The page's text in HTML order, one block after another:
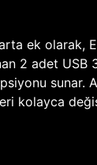
ek olarak,
2 adet USB
sunar.
kolayca